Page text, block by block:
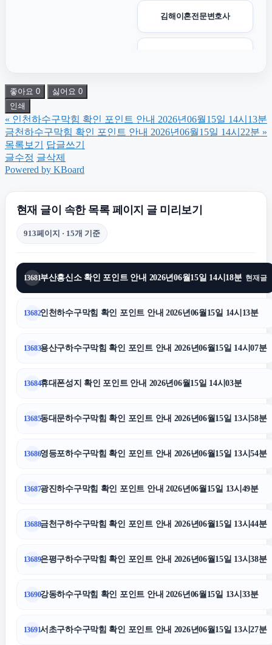
김해이혼전문변호사
수원흥신소
폰테크
부산휴대폰성지
의정부법률사무소
아고다할인코드
좋아요 0 싫어요 0
인쇄
« 인천하수구막힘 확인 포인트 안내 2026년06월15일 14시13분
금천하수구막힘 확인 포인트 안내 2026년06월15일 14시22분 »
목록보기
답글쓰기
글수정 글삭제
Powered by KBoard
현재 글이 속한 목록 페이지 글 미리보기
913페이지 · 15개 기준
13681부산흥신소 확인 포인트 안내 2026년06월15일 14시18분 현재글
13682인천하수구막힘 확인 포인트 안내 2026년06월15일 14시13분
13683용산구하수구막힘 확인 포인트 안내 2026년06월15일 14시07분
13684휴대폰성지 확인 포인트 안내 2026년06월15일 14시03분
13685동대문하수구막힘 확인 포인트 안내 2026년06월15일 13시58분
13686영등포하수구막힘 확인 포인트 안내 2026년06월15일 13시54분
13687광진하수구막힘 확인 포인트 안내 2026년06월15일 13시49분
13688금천구하수구막힘 확인 포인트 안내 2026년06월15일 13시44분
13689은평구하수구막힘 확인 포인트 안내 2026년06월15일 13시38분
13690강동하수구막힘 확인 포인트 안내 2026년06월15일 13시33분
13691서초구하수구막힘 확인 포인트 안내 2026년06월15일 13시27분